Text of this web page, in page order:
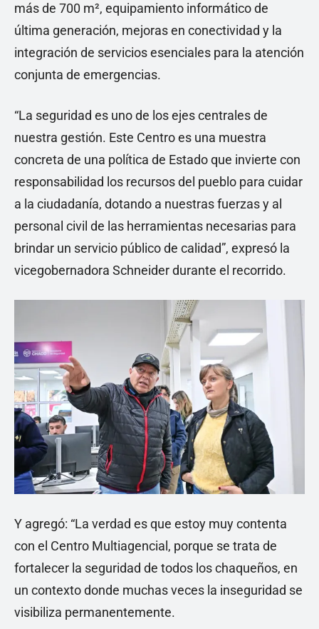
más de 700 m², equipamiento informático de
última generación, mejoras en conectividad y la
integración de servicios esenciales para la atención
conjunta de emergencias.
“La seguridad es uno de los ejes centrales de
nuestra gestión. Este Centro es una muestra
concreta de una política de Estado que invierte con
responsabilidad los recursos del pueblo para cuidar
a la ciudadanía, dotando a nuestras fuerzas y al
personal civil de las herramientas necesarias para
brindar un servicio público de calidad”, expresó la
vicegobernadora Schneider durante el recorrido.
Y agregó: “La verdad es que estoy muy contenta
con el Centro Multiagencial, porque se trata de
fortalecer la seguridad de todos los chaqueños, en
un contexto donde muchas veces la inseguridad se
visibiliza permanentemente.